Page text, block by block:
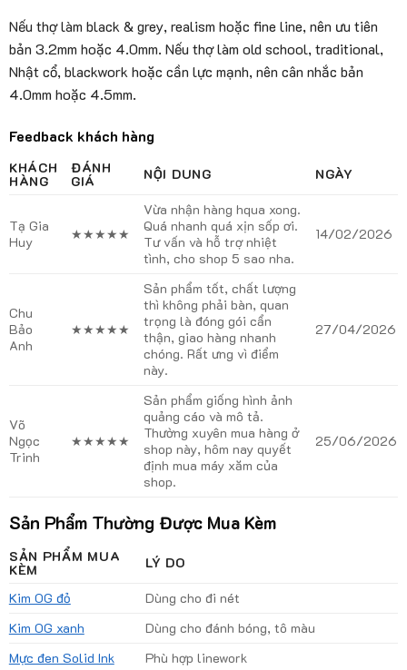
Nếu thợ làm black & grey, realism hoặc fine line, nên ưu tiên
bản 3.2mm hoặc 4.0mm. Nếu thợ làm old school, traditional,
Nhật cổ, blackwork hoặc cần lực mạnh, nên cân nhắc bản
4.0mm hoặc 4.5mm.
Feedback khách hàng
KHÁCH
HÀNG
ĐÁNH
GIÁ NỘI DUNG NGÀY
Tạ Gia
Huy
★★★★★
Vừa nhận hàng hqua xong.
Quá nhanh quá xịn sốp ơi.
Tư vấn và hỗ trợ nhiệt
tình, cho shop 5 sao nha.
14/02/2026
Chu
Bảo
Anh
★★★★★
Sản phẩm tốt, chất lượng
thì không phải bàn, quan
trọng là đóng gói cẩn
thận, giao hàng nhanh
chóng. Rất ưng vì điểm
này.
27/04/2026
Võ
Ngọc
Trinh
★★★★★
Sản phẩm giống hình ảnh
quảng cáo và mô tả.
Thường xuyên mua hàng ở
shop này, hôm nay quyết
định mua máy xăm của
shop.
25/06/2026
Sản Phẩm Thường Được Mua Kèm
SẢN PHẨM MUA
KÈM LÝ DO
Kim OG đỏ
Dùng cho đi nét
Kim OG xanh
Dùng cho đánh bóng, tô màu
Mực đen Solid Ink
Phù hợp linework